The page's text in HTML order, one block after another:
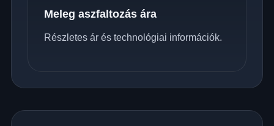
Meleg aszfaltozás ára
Részletes ár és technológiai információk.